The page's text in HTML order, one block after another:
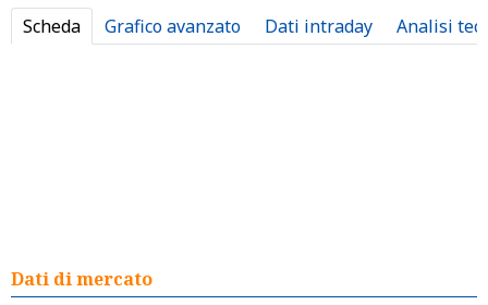
Scheda Grafico avanzato Dati intraday Analisi
Dati di mercato